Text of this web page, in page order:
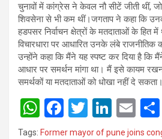
चुनावों में कांग्रेस ने केवल नौ सीटें जीती थीं,
शिवसेना से भी कम थीं।जगताप ने कहा कि
हडपसर निर्वाचन क्षेत्रों के मतदाताओं के हित में
विचारधारा पर आधारित उनके लंबे राजनीतिक
उन्होंने कहा कि मैंने यह स्पष्ट कर दिया है कि मैंने
आधार पर समर्थन मांगा था। मैं इसे कायम
समर्थकों या मतदाताओं को धोखा नहीं दे सकता।
W
h
F
a
T
wi
Li
n
E
m
Tags: Former mayor of pune joins